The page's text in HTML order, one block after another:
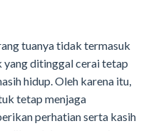
tuanya tidak termasuk
yang ditinggal cerai tetap
hidup. Oleh karena itu,
tetap menjaga
perhatian serta kasih